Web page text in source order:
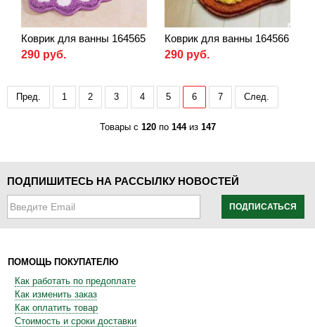
Коврик для ванны 164565
290 руб.
Коврик для ванны 164566
290 руб.
Пред. 1 2 3 4 5 6 7 След.
Товары с 120по 144из 147
ПОДПИШИТЕСЬ НА РАССЫЛКУ НОВОСТЕЙ
ПОДПИСАТЬСЯ
ПОМОЩЬ ПОКУПАТЕЛЮ
Как работать по предоплате
Как изменить заказ
Как оплатить товар
Стоимость и сроки доставки